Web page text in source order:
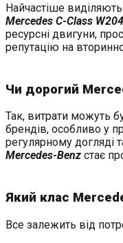
Найчастіше виділяють
Mercedes C-Class W204
ресурсні двигуни,
репутацію на
Чи дорогий
Так, витрати можуть
брендів, особливо у
регулярному догляді
Mercedes-Benz стає
Який клас
Все залежить від